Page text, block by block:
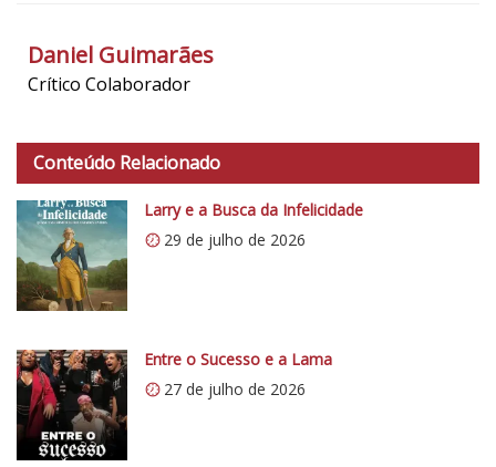
Daniel Guimarães
Crítico Colaborador
Conteúdo Relacionado
Larry e a Busca da Infelicidade
29 de julho de 2026
Entre o Sucesso e a Lama
27 de julho de 2026